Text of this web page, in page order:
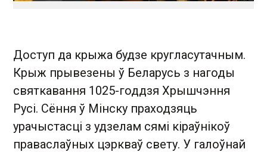
Доступ да крыжа будзе кругласутачным.
Крыж прывезены ў Беларусь з нагоды
святкавання 1025-годдзя Хрышчэння
Русі. Сёння ў Мінску праходзяць
урачыстасці з удзелам сямі кіраўнікоў
праваслаўных цэркваў свету. У галоўнай